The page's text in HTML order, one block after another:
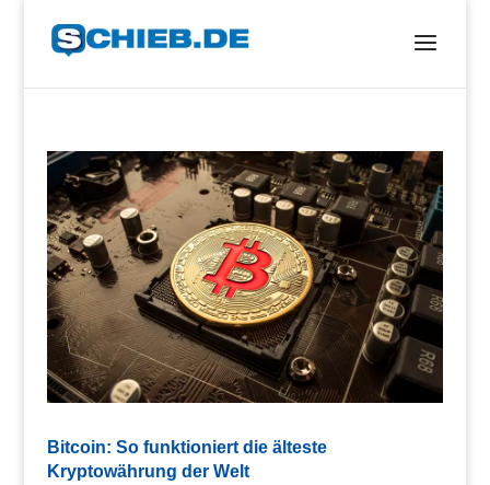
Bitcoin: So funktioniert die älteste
Kryptowährung der Welt